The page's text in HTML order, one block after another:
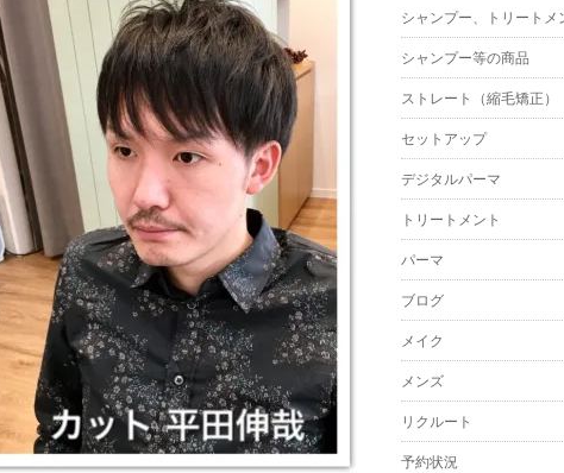
シャンプー、トリートメ
シャンプー等の商品
ストレート（縮毛矯正）
セットアップ
デジタルパーマ
トリートメント
パーマ
ブログ
メイク
メンズ
リクルート
予約状況